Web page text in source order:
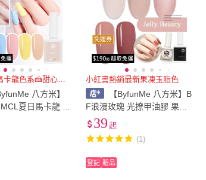
奶呼呼的馬卡龍色系🍰甜心百搭
八方米】
夏日馬卡龍 指
美甲光撩膠 甲
免運券
小紅書熱銷最新果凍玉脂色
【ByfunMe 八方米】B
F浪漫玫瑰 光撩甲油膠 果凍
佳人 光撩膠彩色膠裸色膠彩
色膠裸色膠B07 NC純色光撩
膠甲油膠NailsMall
39 起
(1)
登記 贈品